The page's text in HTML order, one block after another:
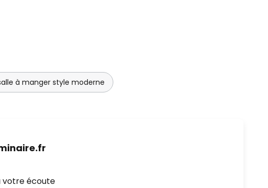
à manger style moderne
votre écoute